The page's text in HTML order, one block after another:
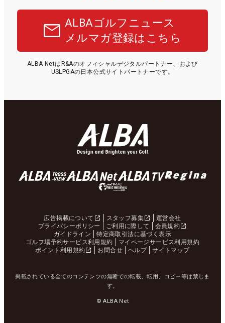
ALBAゴルフニュース
メルマガ登録はこちら
ALBA NetはR&Aのオフィシャルデジタルパートナー、および
USLPGAの日本公式サイトパートナーです。
広告掲載について スタッフ募集
運営会社
プライバシーポリシー
ご利用に際して
会員規約
ガイドライン
特定商取引法に基づく表示
ゴルフ場予約サービス利用規約
マイページサービス利用規約
ポイント利用規約
お問合せ ヘルプ サイトマップ
掲載されている全てのコンテンツの無断での転載、転用、コピー等は禁じま
す。
© ALBA Net